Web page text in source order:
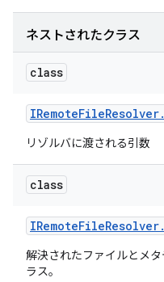
ネストされたクラス
class
IRemoteFileResolver.
リゾルバに渡される引数
class
IRemoteFileResolver.
解決されたファイルとメ
ラス。